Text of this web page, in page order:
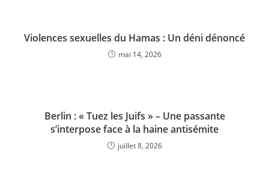
Violences sexuelles du Hamas : Un déni dénoncé
mai 14, 2026
Berlin : « Tuez les Juifs » – Une passante
s’interpose face à la haine antisémite
juillet 8, 2026